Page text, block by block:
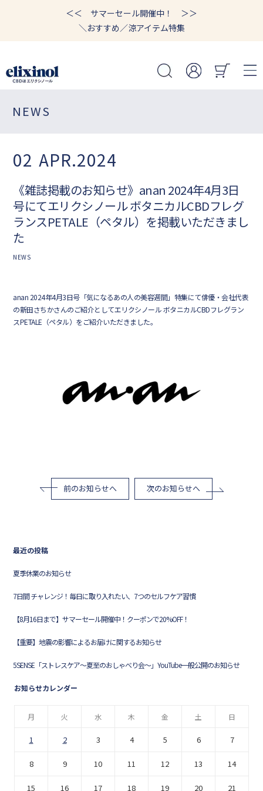
＜＜ サマーセール開催中！ ＞＞
＼おすすめ／涼アイテム特集
NEWS
02 APR.2024
《雑誌掲載のお知らせ》anan 2024年4月3日
号にてエリクシノール ボタニカルCBDフレグ
ランスPETALE（ペタル）を掲載いただきまし
た
NEWS
anan 2024年4月3日号「気になるあの人の美容週間」特集にて俳優・会社代表
の新田さちかさんのご紹介としてエリクシノール ボタニカルCBDフレグラン
スPETALE（ペタル）をご紹介いただきました。
前のお知らせへ 次のお知らせへ
最近の投稿
夏季休業のお知らせ
7日間 チャレンジ！毎日に取り入れたい、7つのセルフケア習慣
【8月16日まで】サマーセール開催中！クーポンで20%OFF！
【重要】地震の影響によるお届けに関するお知らせ
5SENSE「ストレスケア〜夏至のおしゃべり会〜」YouTube一般公開のお知らせ
お知らせカレンダー
月 火 水 木 金 土 日
1 2 3 4 5 6 7
8 9 10 11 12 13 14
15 16 17 18 19 20 21